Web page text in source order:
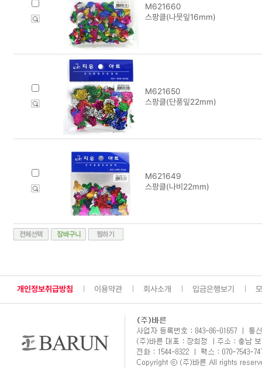
M621660
스팡클(나뭇잎16mm)
M621650
스팡클(단풍잎22mm)
M621649
스팡클(나비22mm)
개인정보취급방침 이용약관 회사소개 입금은행보기